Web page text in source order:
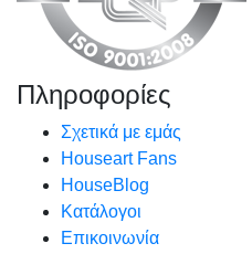
Πληροφορίες
Σχετικά με εμάς
Houseart Fans
HouseBlog
Κατάλογοι
Επικοινωνία